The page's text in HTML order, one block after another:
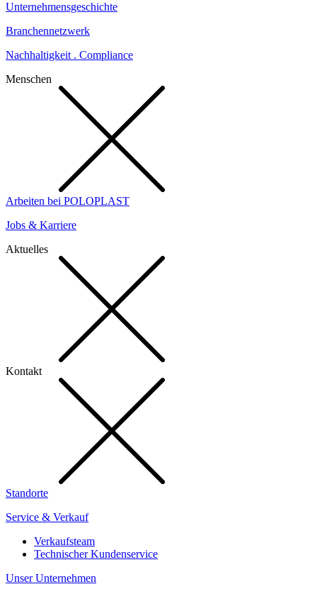
Unternehmensgeschichte
Branchennetzwerk
Nachhaltigkeit . Compliance
Menschen
Arbeiten bei POLOPLAST
Jobs & Karriere
Aktuelles
Kontakt
Standorte
Service & Verkauf
Verkaufsteam
Technischer Kundenservice
Unser Unternehmen